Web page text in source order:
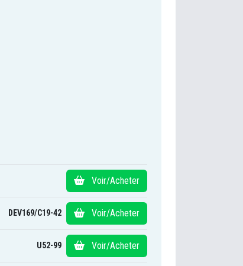
Voir/Acheter
DEV169/C19-42 Voir/Acheter
U52-99 Voir/Acheter